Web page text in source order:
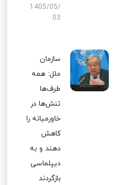
1405/05/
03
سازمان
ملل: همه
طرف‌ها
تنش‌ها در
خاورمیانه را
کاهش
دهند و به
دیپلماسی
بازگردند